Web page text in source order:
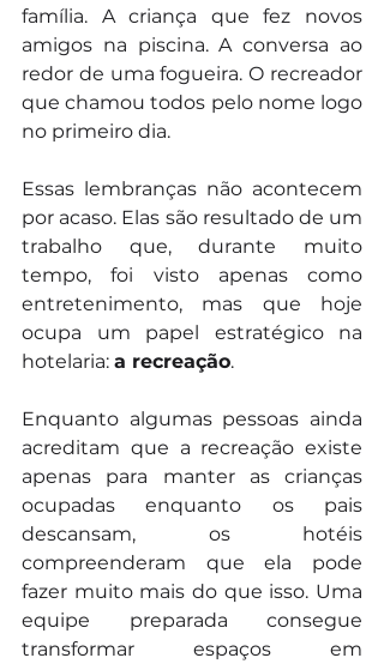
família. A criança que fez novos
amigos na piscina. A conversa ao
redor de uma fogueira. O recreador
que chamou todos pelo nome logo
no primeiro dia.
Essas lembranças não acontecem
por acaso. Elas são resultado de um
trabalho que, durante muito
tempo, foi visto apenas como
entretenimento, mas que hoje
ocupa um papel estratégico na
hotelaria: a recreação.
Enquanto algumas pessoas ainda
acreditam que a recreação existe
apenas para manter as crianças
ocupadas enquanto os pais
descansam, os hotéis
compreenderam que ela pode
fazer muito mais do que isso. Uma
equipe preparada consegue
transformar espaços em